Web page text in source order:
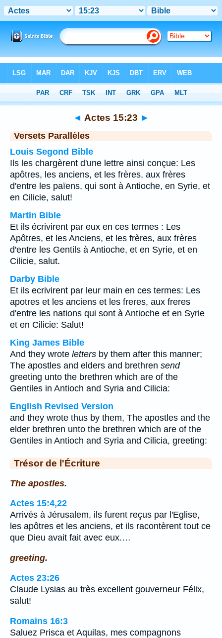
Chapitre 15> Verset 23
◄ Actes 15:23 ►
Versets Parallèles
Louis Segond Bible
Ils les chargèrent d'une lettre ainsi conçue: Les
apôtres, les anciens, et les frères, aux frères
d'entre les païens, qui sont à Antioche, en Syrie, et
en Cilicie, salut!
Martin Bible
Et ils écrivirent par eux en ces termes : Les
Apôtres, et les Anciens, et les frères, aux frères
d'entre les Gentils à Antioche, et en Syrie, et en
Cilicie, salut.
Darby Bible
Et ils ecrivirent par leur main en ces termes: Les
apotres et les anciens et les freres, aux freres
d'entre les nations qui sont à Antioche et en Syrie
et en Cilicie: Salut!
King James Bible
And they wrote letters by them after this manner;
The apostles and elders and brethren send
greeting unto the brethren which are of the
Gentiles in Antioch and Syria and Cilicia:
English Revised Version
and they wrote thus by them, The apostles and the
elder brethren unto the brethren which are of the
Gentiles in Antioch and Syria and Cilicia, greeting:
Trésor de l'Écriture
The apostles.
Actes 15:4,22
Arrivés à Jérusalem, ils furent reçus par l'Eglise,
les apôtres et les anciens, et ils racontèrent tout ce
que Dieu avait fait avec eux.…
greeting.
Actes 23:26
Claude Lysias au très excellent gouverneur Félix,
salut!
Romains 16:3
Saluez Prisca et Aquilas, mes compagnons